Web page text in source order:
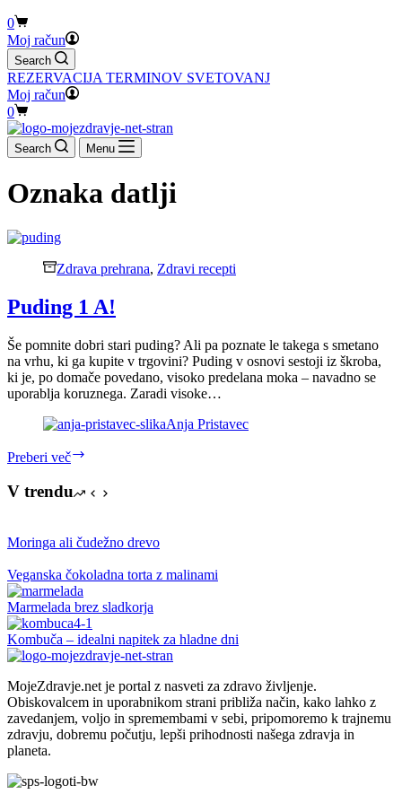
Shopping
cart
0
Moj račun
Search
REZERVACIJA TERMINOV SVETOVANJ
Moj račun
Shopping
cart
0
Search Menu
Oznaka datlji
Zdrava prehrana, Zdravi recepti
Puding 1 A!
Še pomnite dobri stari puding? Ali pa poznate le takega s smetano
na vrhu, ki ga kupite v trgovini? Puding v osnovi sestoji iz škroba,
ki je, po domače povedano, visoko predelana moka – navadno se
uporablja koruznega. Zaradi visoke…
Anja Pristavec
Preberi več
V trendu
Moringa ali čudežno drevo
Veganska čokoladna torta z malinami
Marmelada brez sladkorja
Kombuča – idealni napitek za hladne dni
MojeZdravje.net je portal z nasveti za zdravo življenje.
Obiskovalcem in uporabnikom strani približa način, kako lahko z
zavedanjem, voljo in spremembami v sebi, pripomoremo k trajnemu
zdravju, dobremu počutju, lepši prihodnosti našega zdravja in
planeta.